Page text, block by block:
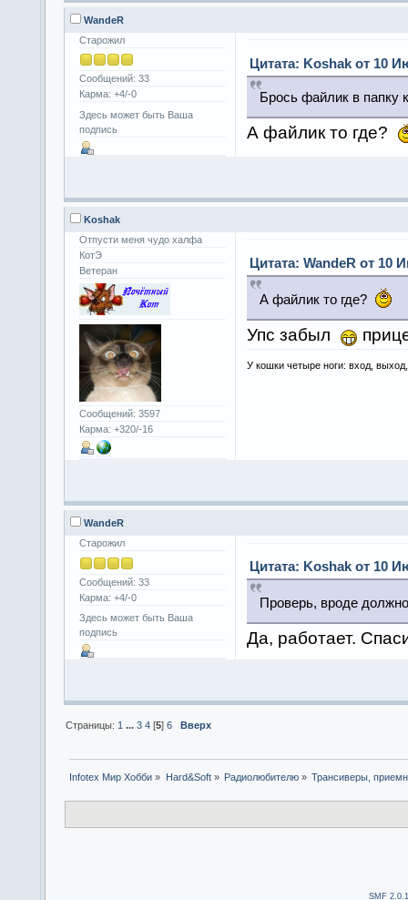
WandeR
Старожил
Сообщений: 33
Карма: +4/-0
Здесь может быть Ваша
подпись
Цитата: Koshak от 10
Брось файлик в папку
А файлик то где?
Koshak
Отпусти меня чудо халфа
КотЭ
Ветеран
Сообщений: 3597
Карма: +320/-16
Цитата: WandeR от 10
А файлик то где?
Упс забыл
У кошки четыре ноги: вход,
WandeR
Старожил
Сообщений: 33
Карма: +4/-0
Здесь может быть Ваша
подпись
Цитата: Koshak от 10
Проверь, вроде
Да, работает.
Страницы: 1 ...3 4 [5]6 Вверх
Infotex Мир Хобби » Hard&Soft» Радиолюбителю» Трансиверы,
SMF